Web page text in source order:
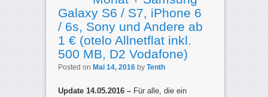
Galaxy S6 / S7, iPhone 6
/ 6s, Sony und Andere ab
1 € (otelo Allnetflat inkl.
500 MB, D2 Vodafone)
Posted on Mai 14, 2016 by Tenth
Update 14.05.2016 – Für alle, die ein